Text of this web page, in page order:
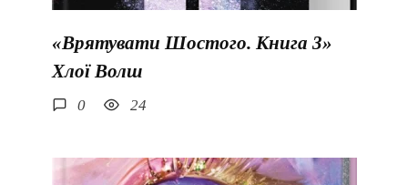
«Врятувати Шостого. Книга 3»
Хлої Волш
0 24